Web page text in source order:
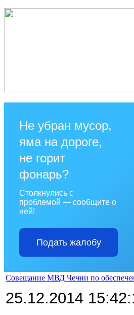
Не убран мусор,
яма на дороге,
не горит
фонарь?
Столкнулись с
проблемой — сообщите о
ней!
Подать жалобу
Совещание МВД Чечни по
25.12.2014